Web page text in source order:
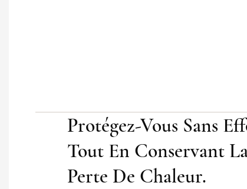
Protégez-Vous Sans
Tout En Conservant
Perte De Chaleur.